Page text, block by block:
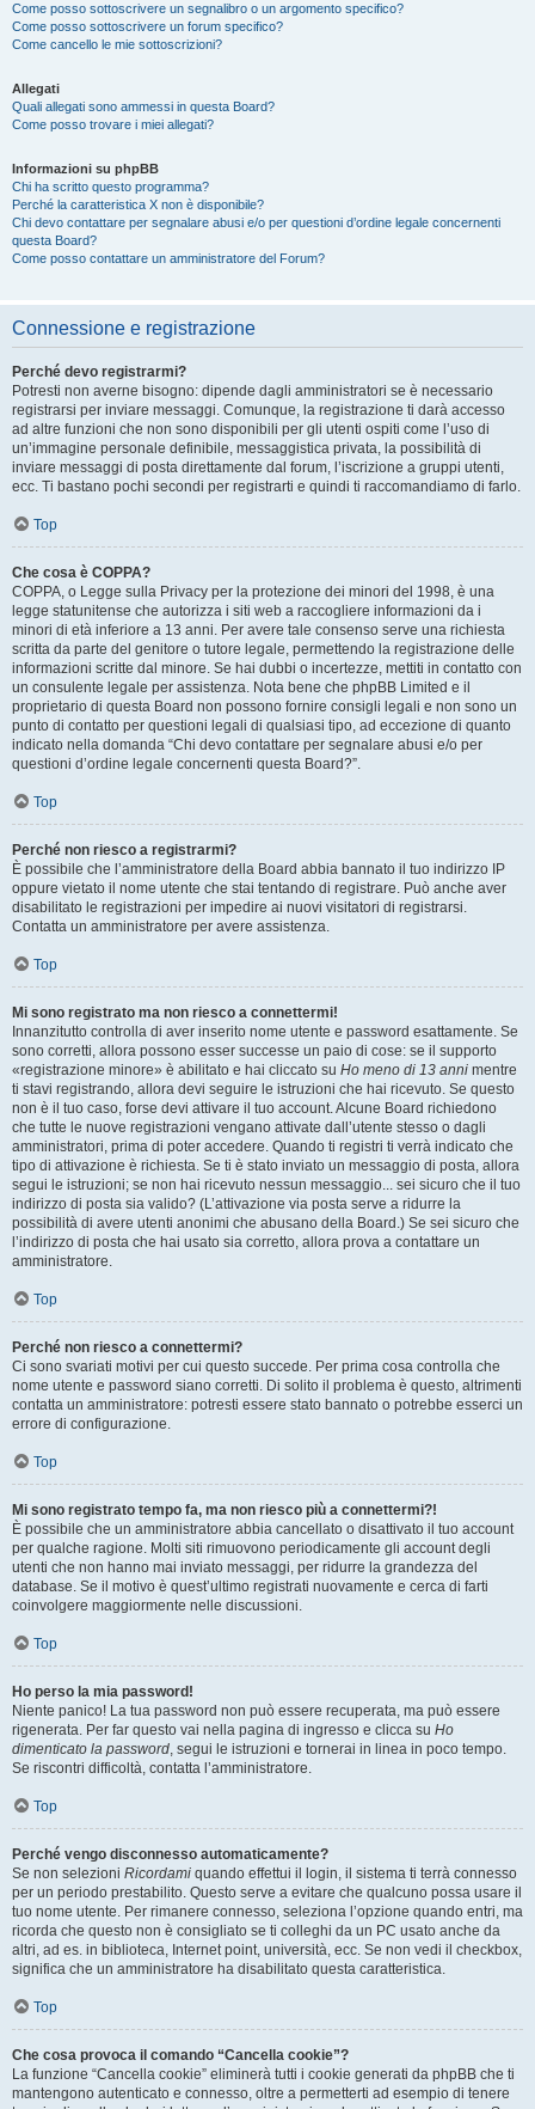
Come posso sottoscrivere un segnalibro o un argomento specifico?
Come posso sottoscrivere un forum specifico?
Come cancello le mie sottoscrizioni?
Allegati
Quali allegati sono ammessi in questa Board?
Come posso trovare i miei allegati?
Informazioni su phpBB
Chi ha scritto questo programma?
Perché la caratteristica X non è disponibile?
Chi devo contattare per segnalare abusi e/o per questioni d’ordine legale concernenti
questa Board?
Come posso contattare un amministratore del Forum?
Connessione e registrazione
Perché devo registrarmi?
Potresti non averne bisogno: dipende dagli amministratori se è necessario
registrarsi per inviare messaggi. Comunque, la registrazione ti darà accesso
ad altre funzioni che non sono disponibili per gli utenti ospiti come l’uso di
un’immagine personale definibile, messaggistica privata, la possibilità di
inviare messaggi di posta direttamente dal forum, l’iscrizione a gruppi utenti,
ecc. Ti bastano pochi secondi per registrarti e quindi ti raccomandiamo di farlo.
Top
Che cosa è COPPA?
COPPA, o Legge sulla Privacy per la protezione dei minori del 1998, è una
legge statunitense che autorizza i siti web a raccogliere informazioni da i
minori di età inferiore a 13 anni. Per avere tale consenso serve una richiesta
scritta da parte del genitore o tutore legale, permettendo la registrazione delle
informazioni scritte dal minore. Se hai dubbi o incertezze, mettiti in contatto con
un consulente legale per assistenza. Nota bene che phpBB Limited e il
proprietario di questa Board non possono fornire consigli legali e non sono un
punto di contatto per questioni legali di qualsiasi tipo, ad eccezione di quanto
indicato nella domanda “Chi devo contattare per segnalare abusi e/o per
questioni d’ordine legale concernenti questa Board?”.
Top
Perché non riesco a registrarmi?
È possibile che l’amministratore della Board abbia bannato il tuo indirizzo IP
oppure vietato il nome utente che stai tentando di registrare. Può anche aver
disabilitato le registrazioni per impedire ai nuovi visitatori di registrarsi.
Contatta un amministratore per avere assistenza.
Top
Mi sono registrato ma non riesco a connettermi!
Innanzitutto controlla di aver inserito nome utente e password esattamente. Se
sono corretti, allora possono esser successe un paio di cose: se il supporto
«registrazione minore» è abilitato e hai cliccato su Ho meno di 13 anni mentre
ti stavi registrando, allora devi seguire le istruzioni che hai ricevuto. Se questo
non è il tuo caso, forse devi attivare il tuo account. Alcune Board richiedono
che tutte le nuove registrazioni vengano attivate dall’utente stesso o dagli
amministratori, prima di poter accedere. Quando ti registri ti verrà indicato che
tipo di attivazione è richiesta. Se ti è stato inviato un messaggio di posta, allora
segui le istruzioni; se non hai ricevuto nessun messaggio... sei sicuro che il tuo
indirizzo di posta sia valido? (L’attivazione via posta serve a ridurre la
possibilità di avere utenti anonimi che abusano della Board.) Se sei sicuro che
l’indirizzo di posta che hai usato sia corretto, allora prova a contattare un
amministratore.
Top
Perché non riesco a connettermi?
Ci sono svariati motivi per cui questo succede. Per prima cosa controlla che
nome utente e password siano corretti. Di solito il problema è questo, altrimenti
contatta un amministratore: potresti essere stato bannato o potrebbe esserci un
errore di configurazione.
Top
Mi sono registrato tempo fa, ma non riesco più a connettermi?!
È possibile che un amministratore abbia cancellato o disattivato il tuo account
per qualche ragione. Molti siti rimuovono periodicamente gli account degli
utenti che non hanno mai inviato messaggi, per ridurre la grandezza del
database. Se il motivo è quest’ultimo registrati nuovamente e cerca di farti
coinvolgere maggiormente nelle discussioni.
Top
Ho perso la mia password!
Niente panico! La tua password non può essere recuperata, ma può essere
rigenerata. Per far questo vai nella pagina di ingresso e clicca su Ho
dimenticato la password, segui le istruzioni e tornerai in linea in poco tempo.
Se riscontri difficoltà, contatta l’amministratore.
Top
Perché vengo disconnesso automaticamente?
Se non selezioni Ricordami quando effettui il login, il sistema ti terrà connesso
per un periodo prestabilito. Questo serve a evitare che qualcuno possa usare il
tuo nome utente. Per rimanere connesso, seleziona l’opzione quando entri, ma
ricorda che questo non è consigliato se ti colleghi da un PC usato anche da
altri, ad es. in biblioteca, Internet point, università, ecc. Se non vedi il checkbox,
significa che un amministratore ha disabilitato questa caratteristica.
Top
Che cosa provoca il comando “Cancella cookie”?
La funzione “Cancella cookie” eliminerà tutti i cookie generati da phpBB che ti
mantengono autenticato e connesso, oltre a permetterti ad esempio di tenere